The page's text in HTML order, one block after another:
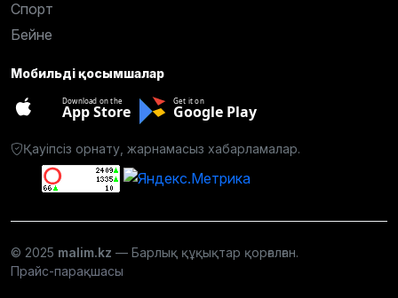
Спорт
Бейне
Мобильді қосымшалар
Download on the
App Store
Get it on
Google Play
Қауіпсіз орнату, жарнамасыз хабарламалар.
© 2025 malim.kz — Барлық құқықтар қорғалған.
Прайс-парақшасы